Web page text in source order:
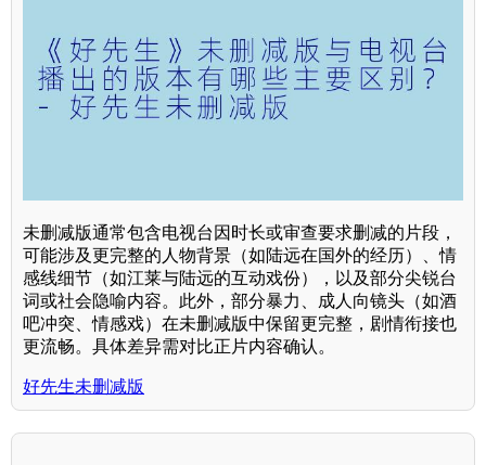
未删减版通常包含电视台因时长或审查要求删减的片段，
可能涉及更完整的人物背景（如陆远在国外的经历）、情
感线细节（如江莱与陆远的互动戏份），以及部分尖锐台
词或社会隐喻内容。此外，部分暴力、成人向镜头（如酒
吧冲突、情感戏）在未删减版中保留更完整，剧情衔接也
更流畅。具体差异需对比正片内容确认。
好先生未删减版